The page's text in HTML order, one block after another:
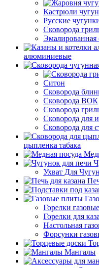
Кастрюли
Русские
Сковорода
Эмалированная
алюминиевые
Ситон
Сковорода
Сковорода ВОК
Сковорода
Сковорода для
Сковорода для
цыпленка табака
Ухват Для
Горелки
Горелки для
Настольная
Форсунки
Мангалы